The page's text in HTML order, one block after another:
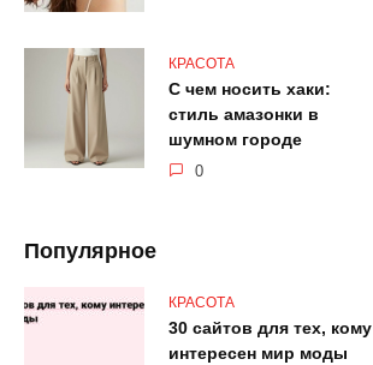
КРАСОТА
С чем носить хаки:
стиль амазонки в
шумном городе
0
Популярное
КРАСОТА
30 сайтов для тех, кому
интересен мир моды